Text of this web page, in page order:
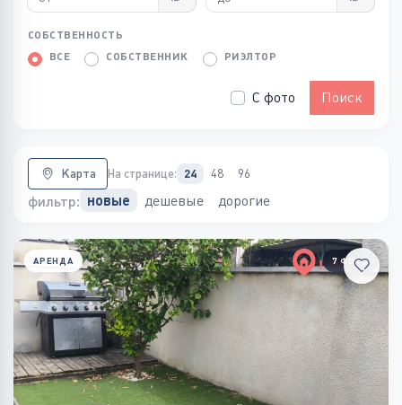
СОБСТВЕННОСТЬ
ВСЕ
СОБСТВЕННИК РИЭЛТОР
С фото Поиск
Карта На странице: 24 48 96
фильтр: новые дешевые дорогие
7 ФОТО
АРЕНДА